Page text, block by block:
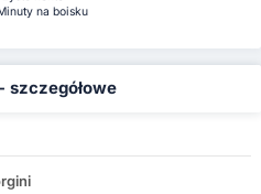
na boisku
szczegółowe